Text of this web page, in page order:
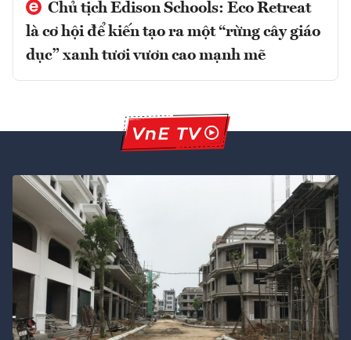
Chủ tịch Edison Schools: Eco Retreat
là cơ hội để kiến tạo ra một “rừng cây giáo
dục” xanh tươi vươn cao mạnh mẽ